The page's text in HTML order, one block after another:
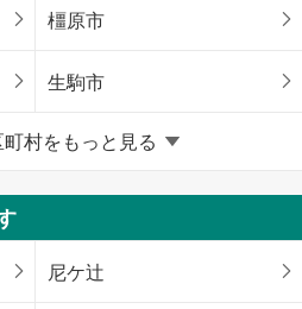
橿原市
生駒市
葛城市
生駒郡斑鳩町
村をもっと見る
尼ケ辻